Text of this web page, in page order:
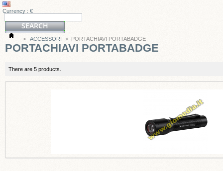
Currency : €
> ACCESSORI > PORTACHIAVI PORTABADGE
PORTACHIAVI PORTABADGE
There are 5 products.